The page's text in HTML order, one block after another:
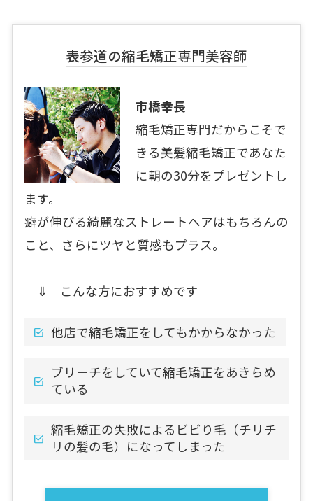
表参道の縮毛矯正専門美容師
市橋幸長
縮毛矯正専門だからこそで
きる美髪縮毛矯正であなた
に朝の30分をプレゼントし
ます。
癖が伸びる綺麗なストレートヘアはもちろんの
こと、さらにツヤと質感もプラス。
⇓ こんな方におすすめです
他店で縮毛矯正をしてもかからなかった
ブリーチをしていて縮毛矯正をあきらめ
ている
縮毛矯正の失敗によるビビり毛（チリチ
リの髪の毛）になってしまった